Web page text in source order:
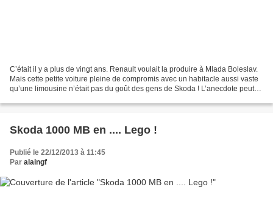
C’était il y a plus de vingt ans. Renault voulait la produire à Mlada Boleslav.
Mais cette petite voiture pleine de compromis avec un habitacle aussi vaste
qu’une limousine n’était pas du goût des gens de Skoda ! L’anecdote peut
Skoda 1000 MB en .... Lego !
Publié le 22/12/2013 à 11:45
Par alaingf